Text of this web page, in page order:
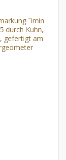
˝imin
durch Kuhn,
gefertigt am